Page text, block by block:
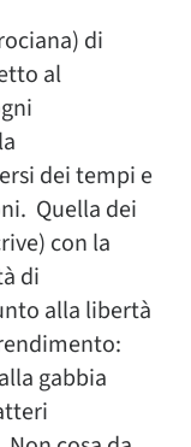
di
al
dei tempi e
Quella dei
con la
di
alla libertà
gabbia